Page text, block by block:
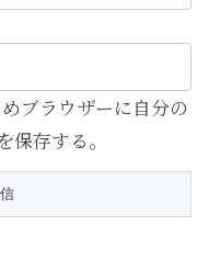
ブラウザーに自分の
存する。